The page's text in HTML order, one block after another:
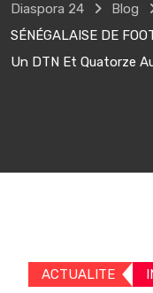
Diaspora 24 Blog
SÉNÉGALAISE DE
Un DTN Et Quatorze
ACTUALITE